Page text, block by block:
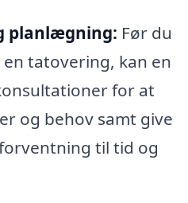
planlægning: Før du
tatovering, kan en
for at
og behov samt give
til tid og